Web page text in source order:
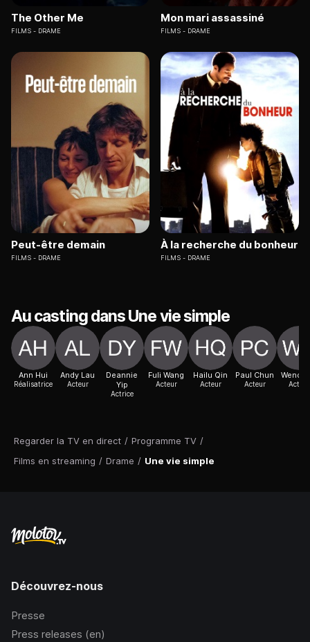
Regarder la TV en direct / Programme TV /
Films en streaming / Drame / Une vie simple
The Other Me
FILMS DRAME
Mon mari assassiné
FILMS DRAME
Peut-être demain
FILMS DRAME
À la recherche du bonheur
FILMS DRAME
Au casting dans Une vie simple
Ann Hui
Réalisatrice
Andy Lau
Acteur
Deannie
Yip
Actrice
Fuli Wang
Acteur
Hailu Qin
Acteur
Paul Chun
Acteur
Wendy
Acteur
Découvrez-nous
Presse
Press releases (en)